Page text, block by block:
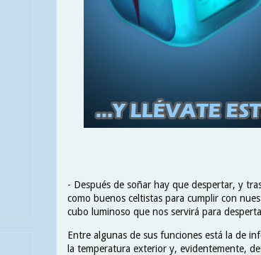
- Después de soñar hay que despertar, y
como buenos celtistas para cumplir con
cubo luminoso que nos servirá para
Entre algunas de sus funciones está la de
la temperatura exterior y, evidentemente,